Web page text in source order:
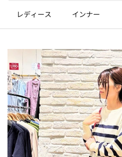
レディース インナー